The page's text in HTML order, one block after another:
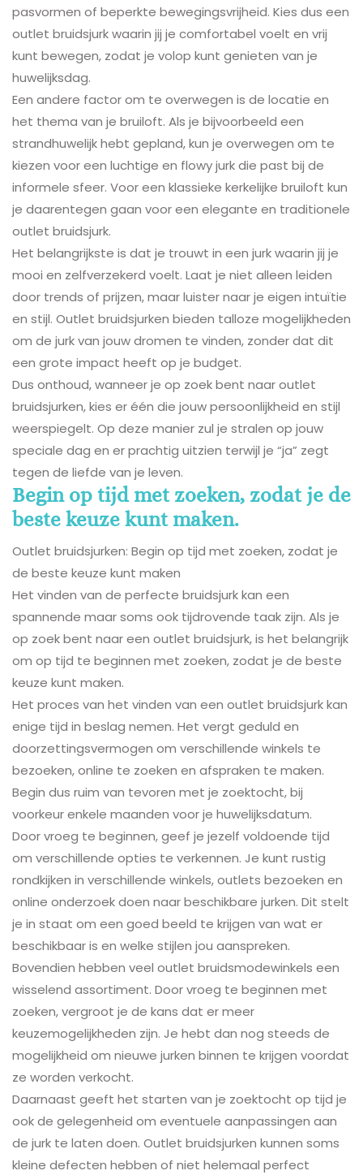
pasvormen of beperkte bewegingsvrijheid. Kies dus een
outlet bruidsjurk waarin jij je comfortabel voelt en vrij
kunt bewegen, zodat je volop kunt genieten van je
huwelijksdag.
Een andere factor om te overwegen is de locatie en
het thema van je bruiloft. Als je bijvoorbeeld een
strandhuwelijk hebt gepland, kun je overwegen om te
kiezen voor een luchtige en flowy jurk die past bij de
informele sfeer. Voor een klassieke kerkelijke bruiloft kun
je daarentegen gaan voor een elegante en traditionele
outlet bruidsjurk.
Het belangrijkste is dat je trouwt in een jurk waarin jij je
mooi en zelfverzekerd voelt. Laat je niet alleen leiden
door trends of prijzen, maar luister naar je eigen intuïtie
en stijl. Outlet bruidsjurken bieden talloze mogelijkheden
om de jurk van jouw dromen te vinden, zonder dat dit
een grote impact heeft op je budget.
Dus onthoud, wanneer je op zoek bent naar outlet
bruidsjurken, kies er één die jouw persoonlijkheid en stijl
weerspiegelt. Op deze manier zul je stralen op jouw
speciale dag en er prachtig uitzien terwijl je “ja” zegt
tegen de liefde van je leven.
Begin op tijd met zoeken, zodat je de
beste keuze kunt maken.
Outlet bruidsjurken: Begin op tijd met zoeken, zodat je
de beste keuze kunt maken
Het vinden van de perfecte bruidsjurk kan een
spannende maar soms ook tijdrovende taak zijn. Als je
op zoek bent naar een outlet bruidsjurk, is het belangrijk
om op tijd te beginnen met zoeken, zodat je de beste
keuze kunt maken.
Het proces van het vinden van een outlet bruidsjurk kan
enige tijd in beslag nemen. Het vergt geduld en
doorzettingsvermogen om verschillende winkels te
bezoeken, online te zoeken en afspraken te maken.
Begin dus ruim van tevoren met je zoektocht, bij
voorkeur enkele maanden voor je huwelijksdatum.
Door vroeg te beginnen, geef je jezelf voldoende tijd
om verschillende opties te verkennen. Je kunt rustig
rondkijken in verschillende winkels, outlets bezoeken en
online onderzoek doen naar beschikbare jurken. Dit stelt
je in staat om een goed beeld te krijgen van wat er
beschikbaar is en welke stijlen jou aanspreken.
Bovendien hebben veel outlet bruidsmodewinkels een
wisselend assortiment. Door vroeg te beginnen met
zoeken, vergroot je de kans dat er meer
keuzemogelijkheden zijn. Je hebt dan nog steeds de
mogelijkheid om nieuwe jurken binnen te krijgen voordat
ze worden verkocht.
Daarnaast geeft het starten van je zoektocht op tijd je
ook de gelegenheid om eventuele aanpassingen aan
de jurk te laten doen. Outlet bruidsjurken kunnen soms
kleine defecten hebben of niet helemaal perfect